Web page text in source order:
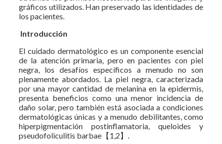
gráficos utilizados. Han preservado las identidades de
los pacientes.
Introducción
El cuidado dermatológico es un componente esencial
de la atención primaria, pero en pacientes con piel
negra, los desafíos específicos a menudo no son
plenamente abordados. La piel negra, caracterizada
por una mayor cantidad de melanina en la epidermis,
presenta beneficios como una menor incidencia de
daño solar, pero también está asociada a condiciones
dermatológicas únicas y a menudo debilitantes, como
hiperpigmentación postinflamatoria, queloides y
pseudofoliculitis barbae【1,2】.